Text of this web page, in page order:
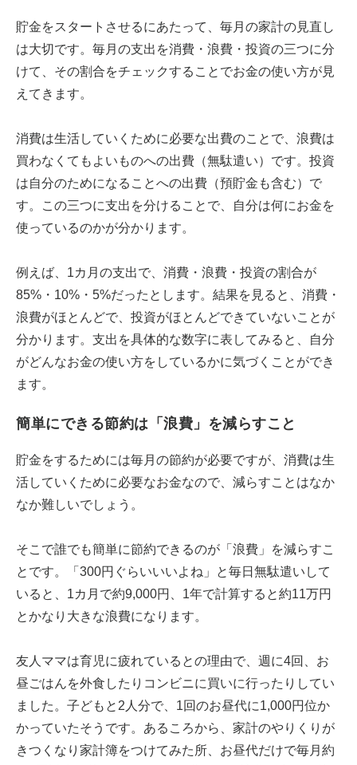
貯金をスタートさせるにあたって、毎月の家計の見直し
は大切です。毎月の支出を消費・浪費・投資の三つに分
けて、その割合をチェックすることでお金の使い方が見
えてきます。
消費は生活していくために必要な出費のことで、浪費は
買わなくてもよいものへの出費（無駄遣い）です。投資
は自分のためになることへの出費（預貯金も含む）で
す。この三つに支出を分けることで、自分は何にお金を
使っているのかが分かります。
例えば、1カ月の支出で、消費・浪費・投資の割合が
85%・10%・5%だったとします。結果を見ると、消費・
浪費がほとんどで、投資がほとんどできていないことが
分かります。支出を具体的な数字に表してみると、自分
がどんなお金の使い方をしているかに気づくことができ
ます。
簡単にできる節約は「浪費」を減らすこと
貯金をするためには毎月の節約が必要ですが、消費は生
活していくために必要なお金なので、減らすことはなか
なか難しいでしょう。
そこで誰でも簡単に節約できるのが「浪費」を減らすこ
とです。「300円ぐらいいいよね」と毎日無駄遣いして
いると、1カ月で約9,000円、1年で計算すると約11万円
とかなり大きな浪費になります。
友人ママは育児に疲れているとの理由で、週に4回、お
昼ごはんを外食したりコンビニに買いに行ったりしてい
ました。子どもと2人分で、1回のお昼代に1,000円位か
かっていたそうです。あるころから、家計のやりくりが
きつくなり家計簿をつけてみた所、お昼代だけで毎月約